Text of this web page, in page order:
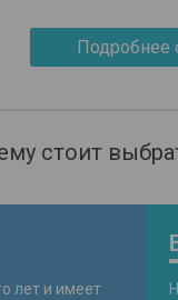
Подробнее
стоит
лет и имеет